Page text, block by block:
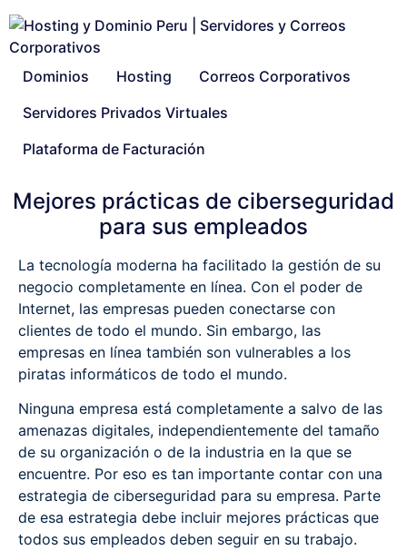
Dominios Hosting
Correos Corporativos
Servidores Privados Virtuales
Plataforma de Facturación
Mejores prácticas de ciberseguridad
para sus empleados
La tecnología moderna ha facilitado la gestión de su
negocio completamente en línea. Con el poder de
Internet, las empresas pueden conectarse con
clientes de todo el mundo. Sin embargo, las
empresas en línea también son vulnerables a los
piratas informáticos de todo el mundo.
Ninguna empresa está completamente a salvo de las
amenazas digitales, independientemente del tamaño
de su organización o de la industria en la que se
encuentre. Por eso es tan importante contar con una
estrategia de ciberseguridad para su empresa. Parte
de esa estrategia debe incluir mejores prácticas que
todos sus empleados deben seguir en su trabajo.